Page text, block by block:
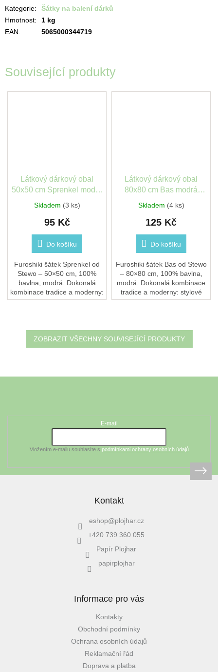
Související produkty
Látkový dárkový obal
50x50 cm Sprenkel modrá
Skladem (3 ks)
95 Kč
Do košíku
Furoshiki šátek Sprenkel od
Stewo – 50×50 cm, 100%
bavlna, modrá. Dokonalá
kombinace tradice a moderny:
stylové dárkové balení, módní
Látkový dárkový obal
80x80 cm Bas modrá
Skladem (4 ks)
125 Kč
Do košíku
Furoshiki šátek Bas od Stewo
– 80×80 cm, 100% bavlna,
modrá. Dokonalá kombinace
tradice a moderny: stylové
dárkové balení, módní šátek i
ZOBRAZIT VŠECHNY SOUVISEJÍCÍ PRODUKTY
Kategorie:
Šátky na balení dárků
Hmotnost:
1 kg
EAN: 5065000344719
E-mail
Vložením e-mailu souhlasíte s podmínkami ochrany osobních údajů
Kontakt
eshop@plojhar.cz
+420 739 360 055
Papír Plojhar
papirplojhar
Informace pro vás
Kontakty
Obchodní podmínky
Ochrana osobních údajů
Reklamační řád
Doprava a platba